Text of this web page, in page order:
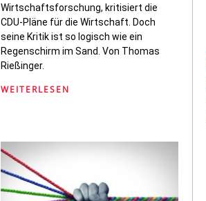
Wirtschaftsforschung, kritisiert die
CDU-Pläne für die Wirtschaft. Doch
seine Kritik ist so logisch wie ein
Regenschirm im Sand. Von Thomas
Rießinger.
WEITERLESEN